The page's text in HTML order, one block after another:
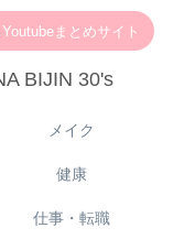
まとめサイト
BIJIN 30's
メイク
健康
仕事・転職